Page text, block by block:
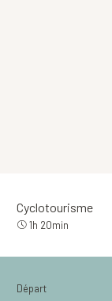
Cyclotourisme
1h 20min
Départ